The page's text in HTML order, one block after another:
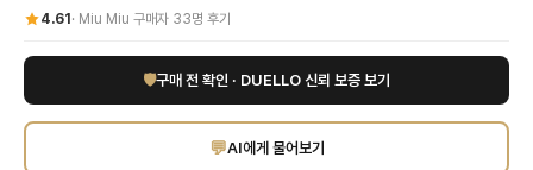
4.61 · Miu Miu 구매자 33명 후기
🛡구매 전 확인 · DUELLO 신뢰 보증 보기
💬AI에게 물어보기